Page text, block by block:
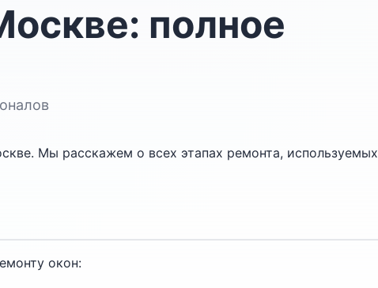
полное
Мы расскажем о всех этапах ремонта, используемых
окон: